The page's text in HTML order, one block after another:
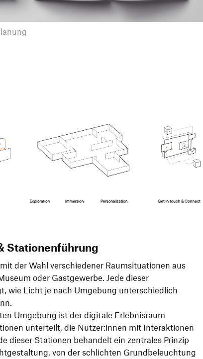
Stationenführung
der Wahl verschiedener Raumsituationen aus
oder Gastgewerbe. Jede dieser
wie Licht je nach Umgebung unterschiedlich
Umgebung ist der digitale Erlebnisraum
unterteilt, die Nutzer:innen mit Interaktionen
dieser Stationen behandelt ein zentrales Prinzip
von der schlichten Grundbeleuchtung